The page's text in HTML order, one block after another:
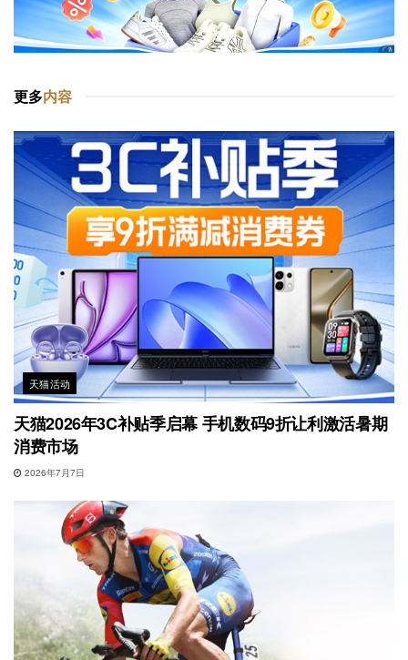
更多内容
天猫活动
天猫2026年3C补贴季启幕 手机数码9折让利激活暑期
消费市场
2026年7月7日